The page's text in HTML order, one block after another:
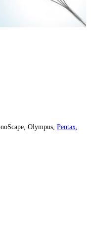
Olympus, Pentax